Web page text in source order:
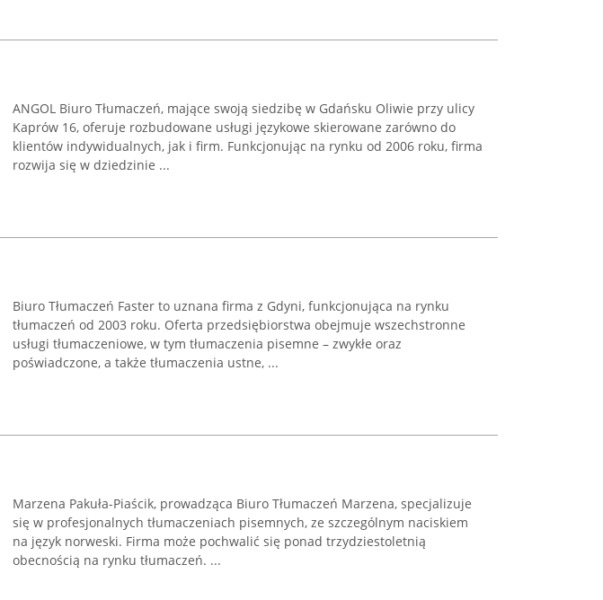
ANGOL Biuro Tłumaczeń, mające swoją siedzibę w Gdańsku Oliwie przy ulicy
Kaprów 16, oferuje rozbudowane usługi językowe skierowane zarówno do
klientów indywidualnych, jak i firm. Funkcjonując na rynku od 2006 roku, firma
rozwija się w dziedzinie ...
Biuro Tłumaczeń Faster to uznana firma z Gdyni, funkcjonująca na rynku
tłumaczeń od 2003 roku. Oferta przedsiębiorstwa obejmuje wszechstronne
usługi tłumaczeniowe, w tym tłumaczenia pisemne – zwykłe oraz
poświadczone, a także tłumaczenia ustne, ...
Marzena Pakuła-Piaścik, prowadząca Biuro Tłumaczeń Marzena, specjalizuje
się w profesjonalnych tłumaczeniach pisemnych, ze szczególnym naciskiem
na język norweski. Firma może pochwalić się ponad trzydziestoletnią
obecnością na rynku tłumaczeń. ...